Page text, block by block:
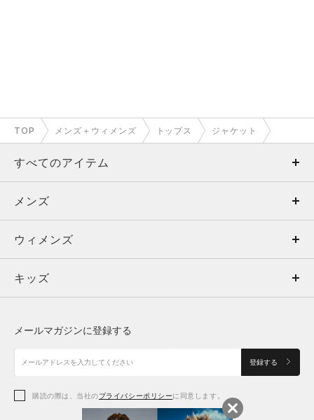
TOP メンズ＋ウィメンズ トップス ジャケット
すべてのアイテム
メンズ
ウィメンズ
キッズ
アクセサリー
メンズ
トップス
ボトムス
アクセサリー
ウィメンズ
トップス
シューズ
アクセサリー
キッズ
シューズ
メールマガジンに登録する
登録する
購読の際は、当社のプライバシーポリシーに同意します。